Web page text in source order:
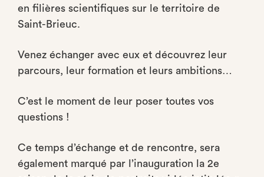
en filières scientifiques sur le territoire de
Saint-Brieuc.
Venez échanger avec eux et découvrez leur
parcours, leur formation et leurs ambitions…
C’est le moment de leur poser toutes vos
questions !
Ce temps d’échange et de rencontre, sera
également marqué par l’inauguration la 2e